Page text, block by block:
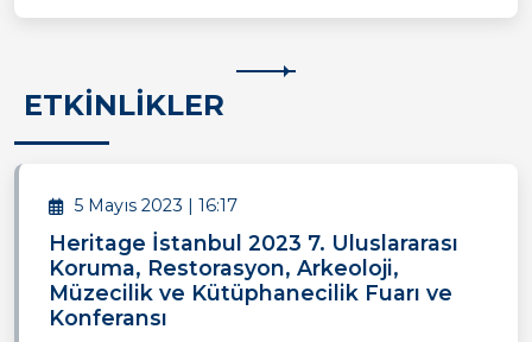
ETKİNLİKLER
5 Mayıs 2023 | 16:17
Heritage İstanbul 2023 7. Uluslararası
Koruma, Restorasyon, Arkeoloji,
Müzecilik ve Kütüphanecilik Fuarı ve
Konferansı